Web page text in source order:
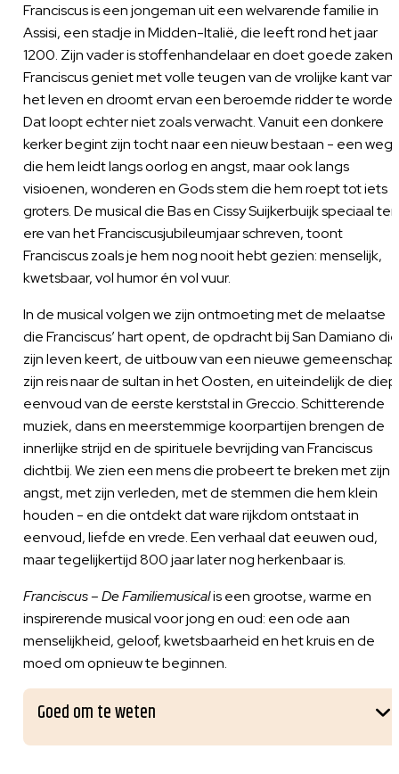
Franciscus is een jongeman uit een welvarende familie in
Assisi, een stadje in Midden-Italië, die leeft rond het jaar
1200. Zijn vader is stoffenhandelaar en doet goede zaken.
Franciscus geniet met volle teugen van de vrolijke kant van
het leven en droomt ervan een beroemde ridder te
Dat loopt echter niet zoals verwacht. Vanuit een donkere
kerker begint zijn tocht naar een nieuw bestaan - een weg
die hem leidt langs oorlog en angst, maar ook langs
visioenen, wonderen en Gods stem die hem roept tot iets
groters. De musical die Bas en Cissy Suijkerbuijk speciaal ter
ere van het Franciscusjubileumjaar schreven, toont
Franciscus zoals je hem nog nooit hebt gezien: menselijk,
kwetsbaar, vol humor én vol vuur.
In de musical volgen we zijn ontmoeting met de melaatse
die Franciscus’ hart opent, de opdracht bij San Damiano die
zijn leven keert, de uitbouw van een nieuwe gemeenschap,
zijn reis naar de sultan in het Oosten, en uiteindelijk de
eenvoud van de eerste kerststal in Greccio. Schitterende
muziek, dans en meerstemmige koorpartijen brengen de
innerlijke strijd en de spirituele bevrijding van Franciscus
dichtbij. We zien een mens die probeert te breken met zijn
angst, met zijn verleden, met de stemmen die hem klein
houden - en die ontdekt dat ware rijkdom ontstaat in
eenvoud, liefde en vrede. Een verhaal dat eeuwen oud,
maar tegelijkertijd 800 jaar later nog herkenbaar is.
Franciscus – De Familiemusicalis een grootse, warme en
inspirerende musical voor jong en oud: een ode aan
menselijkheid, geloof, kwetsbaarheid en het kruis en de
moed om opnieuw te beginnen.
Goed om te weten